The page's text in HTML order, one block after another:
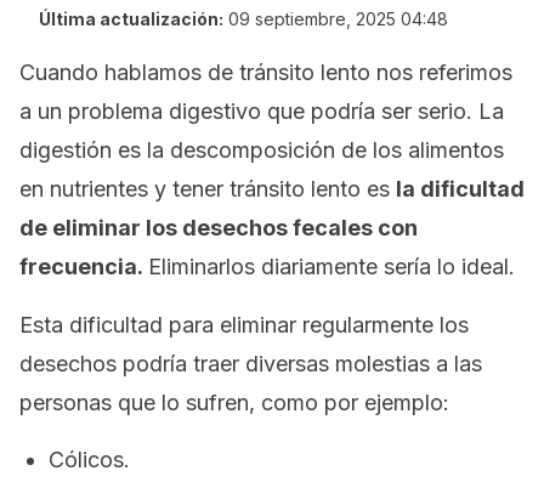
Última actualización: 09 septiembre, 2025 04:48
Cuando hablamos de tránsito lento nos referimos
a un problema digestivo que podría ser serio. La
digestión es la descomposición de los alimentos
en nutrientes y tener tránsito lento es la dificultad
de eliminar los desechos fecales con
frecuencia. Eliminarlos diariamente sería lo ideal.
Esta dificultad para eliminar regularmente los
desechos podría traer diversas molestias a las
personas que lo sufren, como por ejemplo:
Cólicos.